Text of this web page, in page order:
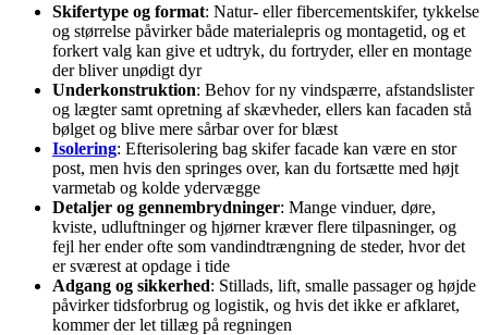
Skifertype og format: Natur- eller fibercementskifer, tykkelse
og størrelse påvirker både materialepris og montagetid, og et
forkert valg kan give et udtryk, du fortryder, eller en montage
der bliver unødigt dyr
Underkonstruktion: Behov for ny vindspærre, afstandslister
og lægter samt opretning af skævheder, ellers kan facaden stå
bølget og blive mere sårbar over for blæst
Isolering: Efterisolering bag skifer facade kan være en stor
post, men hvis den springes over, kan du fortsætte med højt
varmetab og kolde ydervægge
Detaljer og gennembrydninger: Mange vinduer, døre,
kviste, udluftninger og hjørner kræver flere tilpasninger, og
fejl her ender ofte som vandindtrængning de steder, hvor det
er sværest at opdage i tide
Adgang og sikkerhed: Stillads, lift, smalle passager og højde
påvirker tidsforbrug og logistik, og hvis det ikke er afklaret,
kommer der let tillæg på regningen